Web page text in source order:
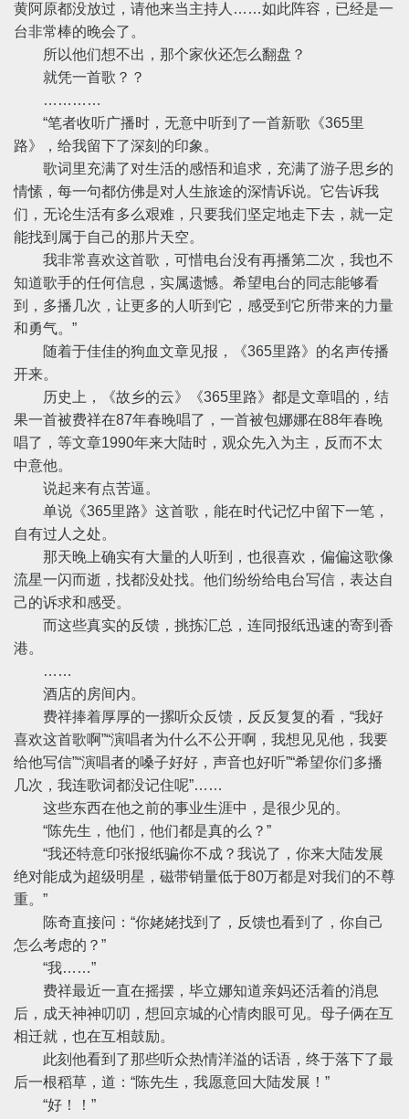
黄阿原都没放过，请他来当主持人……如此阵容，已经是一
台非常棒的晚会了。
所以他们想不出，那个家伙还怎么翻盘？
就凭一首歌？？
…………
“笔者收听广播时，无意中听到了一首新歌《365里
路》，给我留下了深刻的印象。
歌词里充满了对生活的感悟和追求，充满了游子思乡的
情愫，每一句都仿佛是对人生旅途的深情诉说。它告诉我
们，无论生活有多么艰难，只要我们坚定地走下去，就一定
能找到属于自己的那片天空。
我非常喜欢这首歌，可惜电台没有再播第二次，我也不
知道歌手的任何信息，实属遗憾。希望电台的同志能够看
到，多播几次，让更多的人听到它，感受到它所带来的力量
和勇气。”
随着于佳佳的狗血文章见报，《365里路》的名声传播
开来。
历史上，《故乡的云》《365里路》都是文章唱的，结
果一首被费祥在87年春晚唱了，一首被包娜娜在88年春晚
唱了，等文章1990年来大陆时，观众先入为主，反而不太
中意他。
说起来有点苦逼。
单说《365里路》这首歌，能在时代记忆中留下一笔，
自有过人之处。
那天晚上确实有大量的人听到，也很喜欢，偏偏这歌像
流星一闪而逝，找都没处找。他们纷纷给电台写信，表达自
己的诉求和感受。
而这些真实的反馈，挑拣汇总，连同报纸迅速的寄到香
港。
……
酒店的房间内。
费祥捧着厚厚的一摞听众反馈，反反复复的看，“我好
喜欢这首歌啊”“演唱者为什么不公开啊，我想见见他，我要
给他写信”“演唱者的嗓子好好，声音也好听”“希望你们多播
几次，我连歌词都没记住呢”……
这些东西在他之前的事业生涯中，是很少见的。
“陈先生，他们，他们都是真的么？”
“我还特意印张报纸骗你不成？我说了，你来大陆发展
绝对能成为超级明星，磁带销量低于80万都是对我们的不尊
重。”
陈奇直接问：“你姥姥找到了，反馈也看到了，你自己
怎么考虑的？”
“我……”
费祥最近一直在摇摆，毕立娜知道亲妈还活着的消息
后，成天神神叨叨，想回京城的心情肉眼可见。母子俩在互
相迁就，也在互相鼓励。
此刻他看到了那些听众热情洋溢的话语，终于落下了最
后一根稻草，道：“陈先生，我愿意回大陆发展！”
“好！！”